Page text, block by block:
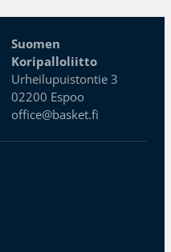
Suomen
Koripalloliitto
Urheilupuistontie 3
02200 Espoo
office@basket.fi